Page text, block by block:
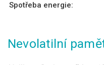
Spotřeba energie:
Nevolatilní